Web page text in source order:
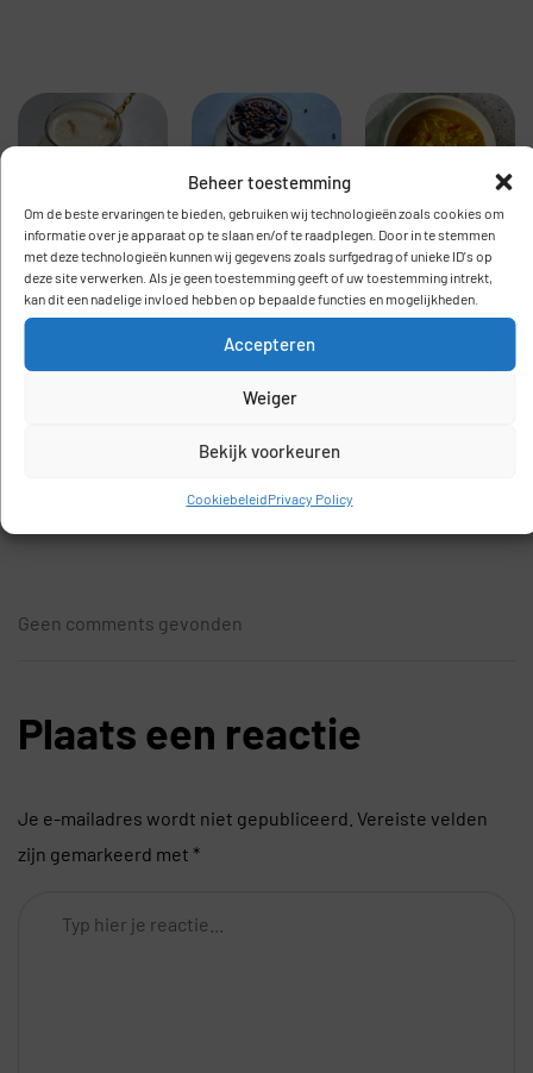
Beheer toestemming
Om de beste ervaringen te bieden, gebruiken wij technologieën zoals cookies om
informatie over je apparaat op te slaan en/of te raadplegen. Door in te stemmen
met deze technologieën kunnen wij gegevens zoals surfgedrag of unieke ID's op
deze site verwerken. Als je geen toestemming geeft of uw toestemming intrekt,
kan dit een nadelige invloed hebben op bepaalde functies en mogelijkheden.
Accepteren
Weiger
Bekijk voorkeuren
CookiebeleidPrivacy Policy
Low
FODMAP
bananen
ijskoffie
Low
FODMAP
koffie
overnight
oats
(gluten en
Kerriesoep
(Fodmap
proof)
Geen comments gevonden
Plaats een reactie
Je e-mailadres wordt niet gepubliceerd. Vereiste velden
zijn gemarkeerd met *